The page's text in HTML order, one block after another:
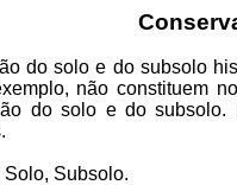
do soloe do subsolo
, não constituem
do solo edosubsolo.
.
Solo, Subsolo.